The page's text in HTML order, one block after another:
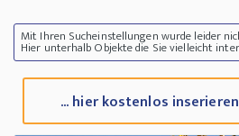
Mit Ihren Sucheinstellungen wurde leider
Hier unterhalb Objekte die Sie vielleicht
... hier kostenlos inserieren